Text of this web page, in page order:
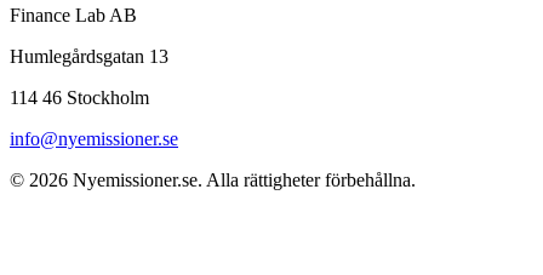
Finance Lab AB
Humlegårdsgatan 13
114 46 Stockholm
info@nyemissioner.se
© 2026 Nyemissioner.se. Alla rättigheter förbehållna.